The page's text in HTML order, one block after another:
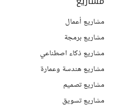
مشاريع أعمال
مشاريع برمجة
مشاريع ذكاء اصطناعي
مشاريع هندسة وعمارة
مشاريع تصميم
مشاريع تسويق